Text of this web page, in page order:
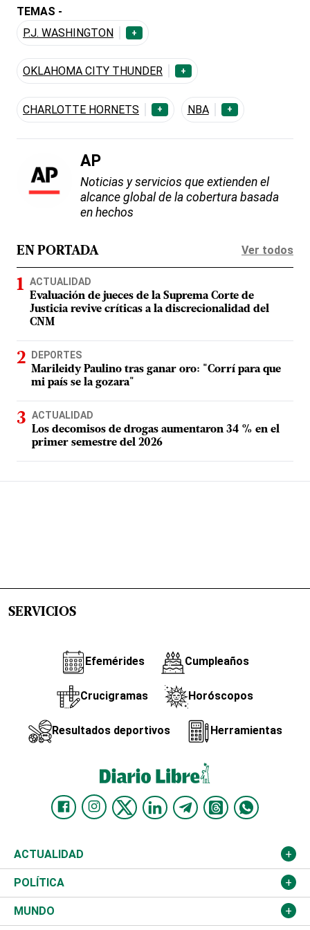
TEMAS -
P.J. WASHINGTON
+
OKLAHOMA CITY THUNDER +
CHARLOTTE HORNETS + NBA +
AP
Noticias y servicios que extienden el
alcance global de la cobertura basada
en hechos
EN PORTADA Ver todos
ACTUALIDAD
Evaluación de jueces de la Suprema Corte de
Justicia revive críticas a la discrecionalidad del
CNM
DEPORTES
Marileidy Paulino tras ganar oro: "Corrí para que
mi país se la gozara"
ACTUALIDAD
Los decomisos de drogas aumentaron 34 % en el
primer semestre del 2026
SERVICIOS
Efemérides Cumpleaños
Crucigramas Horóscopos
Resultados deportivos Herramientas
ACTUALIDAD
Nacional
Ciudad
POLÍTICA
Partidos
MUNDO